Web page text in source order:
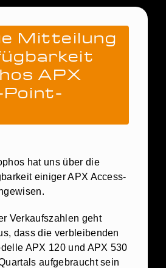
Mitteilung
APX
hat uns über die
einiger APX Access-
Verkaufszahlen geht
dass die verbleibenden
APX 120 und APX 530
aufgebraucht sein